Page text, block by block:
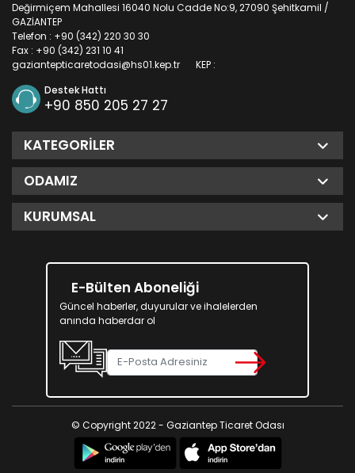
Değirmiçem Mahallesi 16040 Nolu Cadde No:9, 27090 Şehitkamil /
GAZİANTEP
Telefon : +90 (342) 220 30 30
Fax : +90 (342) 231 10 41
KEP :
gaziantepticaretodasi@hs01.kep.tr
Destek Hattı
+90 850 205 27 27
KATEGORILER
ODAMIZ
KURUMSAL
E-Bülten Aboneliği
Güncel haberler, duyurular ve ihalelerden
anında haberdar ol
© Copyright 2022 - Gaziantep Ticaret Odası